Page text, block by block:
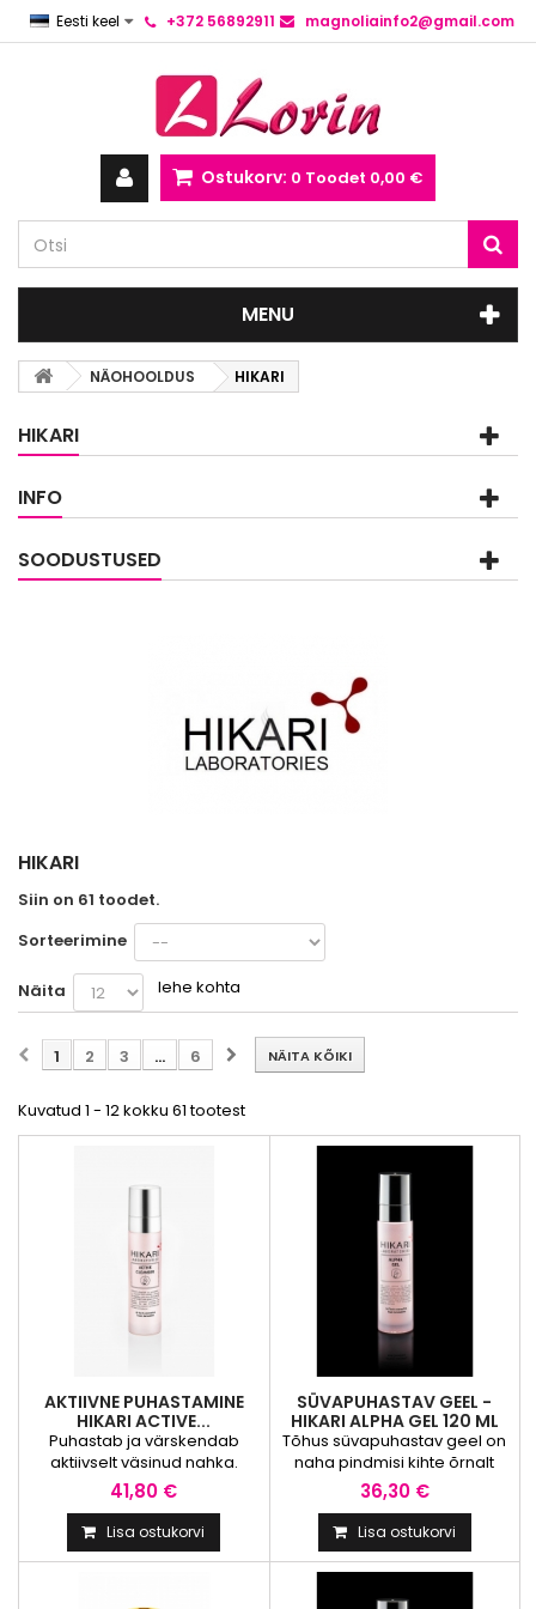
Eesti keel +372 56892911 magnoliainfo2@gmail.com
Ostukorv: 0 Toodet 0,00 €
MENU
NÄOHOOLDUS HIKARI
HIKARI
INFO
SOODUSTUSED
HIKARI
Siin on 61 toodet.
Sorteerimine
Näita lehe kohta
NÄITA KÕIKI
1 2 3 ... 6
Kuvatud 1 - 12 kokku 61 tootest
AKTIIVNE PUHASTAMINE
HIKARI ACTIVE...
Puhastab ja värskendab
aktiivselt väsinud nahka.
Soodustab võitlust
vananemisilmingu-tega,
muudab jume märgatavalt
tervemaks, ahendab
tunduvalt poore. Sobib
41,80 €
Lisa ostukorvi
SÜVAPUHASTAV GEEL -
HIKARI ALPHA GEL 120 ML
Tõhus süvapuhastav geel on
naha pindmisi kihte õrnalt
kooriva toimega, mis tagab
siledama ja tervisest särava
jume. ALPHA Gel aitab
tugevdada seerumite ja
kreemide mõju, sobides
36,30 €
Lisa ostukorvi